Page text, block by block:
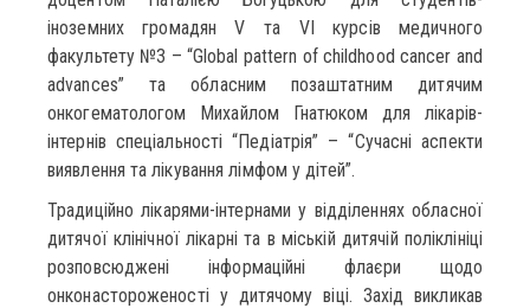
іноземних громадян V та VI курсів медичного
факультету №3 – “Global pattern of childhood cancer and
advances” та обласним позаштатним дитячим
онкогематологом Михайлом Гнатюком для лікарів-
інтернів спеціальності “Педіатрія” – “Сучасні аспекти
виявлення та лікування лімфом у дітей”.
Традиційно лікарями-інтернами у відділеннях обласної
дитячої клінічної лікарні та в міській дитячій поліклініці
розповсюджені інформаційні флаєри щодо
онконастороженості у дитячому віці. Захід викликав